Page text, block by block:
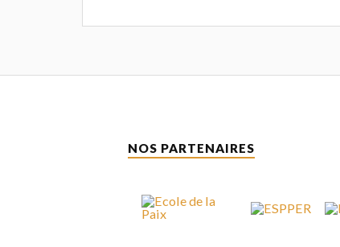
NOS PARTENAIRES